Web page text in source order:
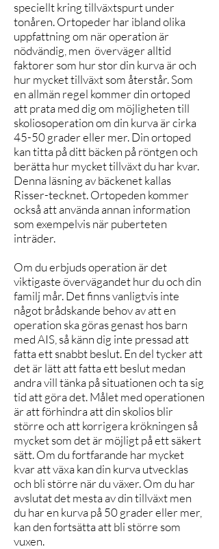
speciellt kring tillväxtspurt under
tonåren. Ortopeder har ibland olika
uppfattning om när operation är
nödvändig, men överväger alltid
faktorer som hur stor din kurva är och
hur mycket tillväxt som återstår. Som
en allmän regel kommer din ortoped
att prata med dig om möjligheten till
skoliosoperation om din kurva är cirka
45-50 grader eller mer. Din ortoped
kan titta på ditt bäcken på röntgen och
berätta hur mycket tillväxt du har kvar.
Denna läsning av bäckenet kallas
Risser-tecknet. Ortopeden kommer
också att använda annan information
som exempelvis när puberteten
inträder.
Om du erbjuds operation är det
viktigaste övervägandet hur du och din
familj mår. Det finns vanligtvis inte
något brådskande behov av att en
operation ska göras genast hos barn
med AIS, så känn dig inte pressad att
fatta ett snabbt beslut. En del tycker att
det är lätt att fatta ett beslut medan
andra vill tänka på situationen och ta sig
tid att göra det. Målet med operationen
är att förhindra att din skolios blir
större och att korrigera krökningen så
mycket som det är möjligt på ett säkert
sätt. Om du fortfarande har mycket
kvar att växa kan din kurva utvecklas
och bli större när du växer. Om du har
avslutat det mesta av din tillväxt men
du har en kurva på 50 grader eller mer,
kan den fortsätta att bli större som
vuxen.